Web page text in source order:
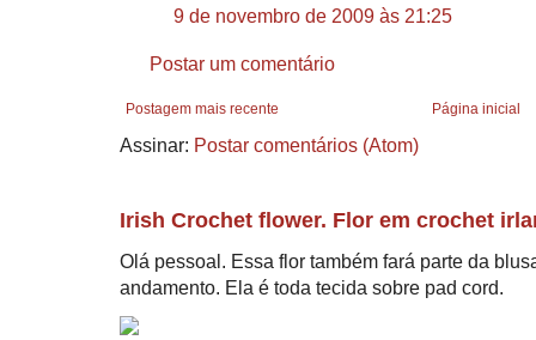
9 de novembro de 2009 às 21:25
Postar um comentário
Postagem mais recente Página inicial
Assinar: Postar comentários (Atom)
Irish Crochet flower. Flor em crochet
Olá pessoal. Essa flor também fará parte da
andamento. Ela é toda tecida sobre pad cord.